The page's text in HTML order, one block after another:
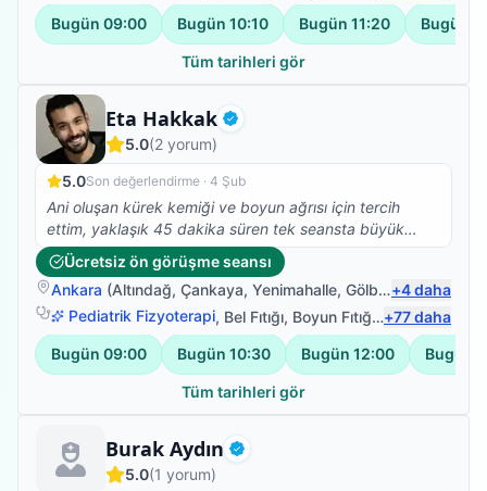
Bugün 09:00 Bugün 10:10 Bugün 11:20 Bugün
Tüm tarihleri gör
Eta Hakkak Doğrulanmış
Fizyoterapist
5.0(2 yorum)
5.0Son değerlendirme · 4 Şub
Ani oluşan kürek kemiği ve boyun ağrısı için tercih
ettim, yaklaşık 45 dakika süren tek seansta büyük
ölçüde rahatlama sağladı, bilgilendirme, beyefendinin
ilgisi ve uzmanlığı için teşekkür ederim.
Ücretsiz ön görüşme seansı
Ankara (Altındağ, Çankaya, Yenimahalle, Gölbaşı )
+4daha
Pediatrik Fizyoterapi, Bel Fıtığı, Boyun Fıtığı ,Omuz Bağ
+77daha
Bugün 09:00 Bugün 10:30 Bugün 12:00 Bugün
Tüm tarihleri gör
Burak Aydın Doğrulanmış
Fizyoterapist
5.0(1 yorum)